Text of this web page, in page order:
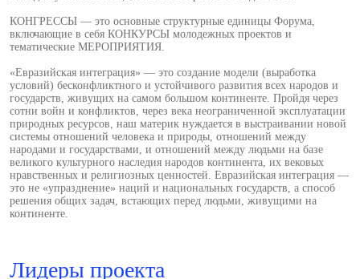
КОНГРЕССЫ — это основные структурные единицы Форума,
включающие в себя КОНКУРСЫ молодежных проектов и
тематические МЕРОПРИЯТИЯ.
«Евразийская интеграция» — это создание модели (выработка
условий) бесконфликтного и устойчивого развития всех народов и
государств, живущих на самом большом континенте. Пройдя через
сотни войн и конфликтов, через века неограниченной эксплуатации
природных ресурсов, наш материк нуждается в выстраивании новой
системы отношений человека и природы, отношений между
народами и государствами, и отношений между людьми на базе
великого культурного наследия народов континента, их вековых
нравственных и религиозных ценностей. Евразийская интеграция —
это не «упразднение» наций и национальных государств, а способ
решения общих задач, встающих перед людьми, живущими на
континенте.
Лидеры проекта